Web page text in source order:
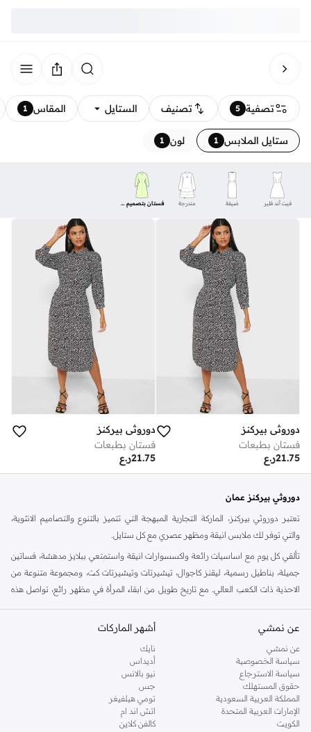
تصفية 5 تصنيف الستايل المقاس 1
ستايل الملابس 1 لون 1
فيت أند فلير ضيقة متدرجة فستان بتصميم قميص
دوروثي بيركنز
فستان بطبعات
ر.ع21.75
دوروثي بيركنز
فستان بطبعات
ر.ع21.75
دوروثي بيركنز عمان
تعتبر دوروثي بيركنز، الماركة التجارية المبهجة التي تتميز بالتنوع والتصاميم الانثوية،
والتي توفر لك ملابس انيقة ومظهر عصري مع كل ستايل.
تألقي كل يوم مع اساسيات رائعة واكسسوارات انيقة واستمتعي ببلايز مدهشة، فساتين
جميلة، بناطيل رسمية، ليقنز كاجوال، تيشيرتات وتيشيرتات كت، ومجموعة متنوعة من
الاحذية ذات الكعب العالي. مع تاريخ طويل من ابقاء المرأة في مظهر رائع، تواصل هذه
كنت تقومين بتجديد خزانة ملابسك الملائمة للعمل، البحث عن فستان مثالي للحفلات او
اليه.
تسوقي دوروثي بيركنز اون لاين مسقط
تسوقي دوروثي بيركنز اون لاين من نمشي واستمتعي باكثر من الف ستايل من مجموعة
دوروثي بيركنز الشهيرة. تصفحي المجموعة كاملة في متجر دوروثي بيركنز اون لاين او
عن نمشي
عن نمشي
سياسة الخصوصية
سياسة الاسترجاع
حقوق المستهلك
المملكة العربية السعودية
الإمارات العربية المتحدة
الكويت
أشهر الماركات
نايك
أديداس
نيو بالانس
جس
تومي هيلفيغر
اتش اند ام
كالفن كلاين